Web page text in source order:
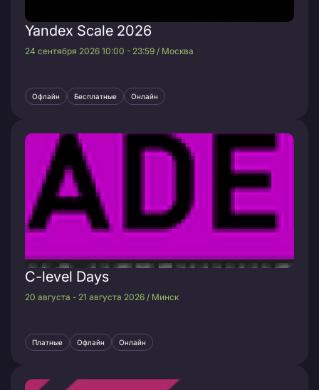
Yandex Scale 2026
24 сентября 2026 10:00 - 23:59 / Москва
Офлайн Бесплатные Онлайн
C-level Days
20 августа - 21 августа 2026 / Минск
Платные Офлайн Онлайн